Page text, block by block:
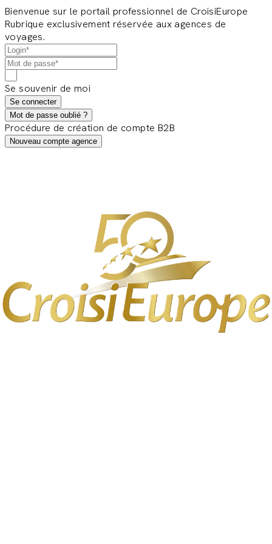
Bienvenue sur le portail professionnel de CroisiEurope
Rubrique exclusivement réservée aux agences de
voyages.
Se souvenir de moi
Se connecter
Mot de passe oublié ?
Procédure de création de compte B2B
Nouveau compte agence